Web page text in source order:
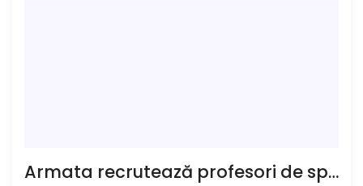
Armata recrutează profesori de sport